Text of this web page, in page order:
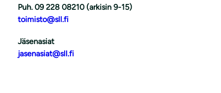
Puh. 09 228 08210 (arkisin 9-15)
toimisto@sll.fi
Jäsenasiat
jasenasiat@sll.fi